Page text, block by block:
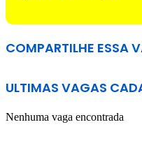
COMPARTILHE ESSA
ULTIMAS VAGAS
Nenhuma vaga encontrada